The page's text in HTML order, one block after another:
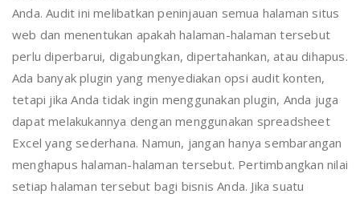
Anda. Audit ini melibatkan peninjauan semua halaman situs
web dan menentukan apakah halaman-halaman tersebut
perlu diperbarui, digabungkan, dipertahankan, atau dihapus.
Ada banyak plugin yang menyediakan opsi audit konten,
tetapi jika Anda tidak ingin menggunakan plugin, Anda juga
dapat melakukannya dengan menggunakan spreadsheet
Excel yang sederhana. Namun, jangan hanya sembarangan
menghapus halaman-halaman tersebut. Pertimbangkan nilai
setiap halaman tersebut bagi bisnis Anda. Jika suatu